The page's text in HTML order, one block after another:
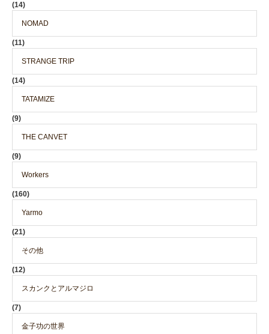
(14)
NOMAD
(11)
STRANGE TRIP
(14)
TATAMIZE
(9)
THE CANVET
(9)
Workers
(160)
Yarmo
(21)
その他
(12)
スカンクとアルマジロ
(7)
金子功の世界